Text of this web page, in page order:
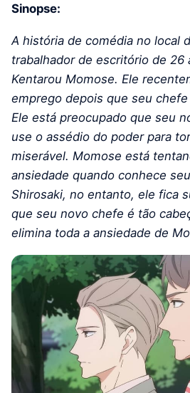
Sinopse:
A história de comédia no local
trabalhador de escritório de 26
Kentarou Momose. Ele
emprego depois que seu
Ele está preocupado que seu
use o assédio do poder para
miserável. Momose está
ansiedade quando conhece
Shirosaki, no entanto, ele fica
que seu novo chefe é tão
elimina toda a ansiedade de